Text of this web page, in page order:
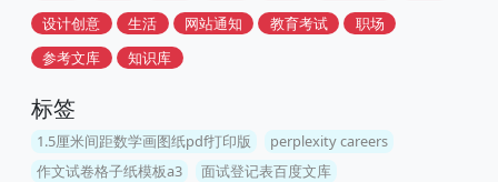
设计创意
生活 网站通知 教育考试
职场
参考文库
知识库
标签
1.5厘米间距数学画图纸pdf打印版
perplexity careers
作文试卷格子纸模板a3
面试登记表百度文库